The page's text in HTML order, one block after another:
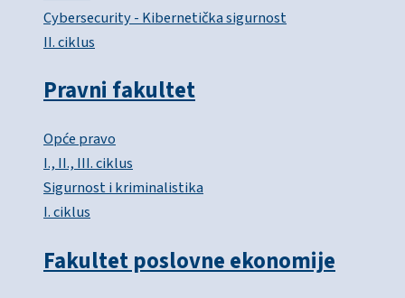
Cybersecurity - Kibernetička sigurnost
II. ciklus
Pravni fakultet
Opće pravo
I., II., III. ciklus
Sigurnost i kriminalistika
I. ciklus
Fakultet poslovne ekonomije